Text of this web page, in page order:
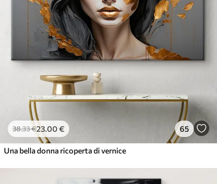
38.33€23.00 € 65
Una bella donna ricoperta di vernice